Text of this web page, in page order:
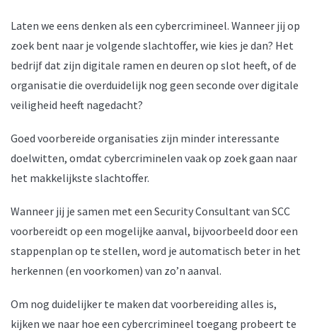
Laten we eens denken als een cybercrimineel. Wanneer jij op
zoek bent naar je volgende slachtoffer, wie kies je dan? Het
bedrijf dat zijn digitale ramen en deuren op slot heeft, of de
organisatie die overduidelijk nog geen seconde over digitale
veiligheid heeft nagedacht?
Goed voorbereide organisaties zijn minder interessante
doelwitten, omdat cybercriminelen vaak op zoek gaan naar
het makkelijkste slachtoffer.
Wanneer jij je samen met een Security Consultant van SCC
voorbereidt op een mogelijke aanval, bijvoorbeeld door een
stappenplan op te stellen, word je automatisch beter in het
herkennen (en voorkomen) van zo’n aanval.
Om nog duidelijker te maken dat voorbereiding alles is,
kijken we naar hoe een cybercrimineel toegang probeert te